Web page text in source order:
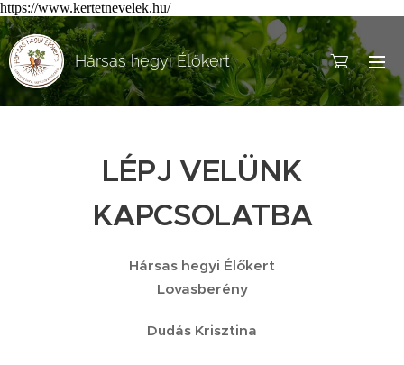
https://www.kertetnevelek.hu/
Hársas hegyi Élőkert
LÉPJ VELÜNK
KAPCSOLATBA
Hársas hegyi Élőkert
Lovasberény
Dudás Krisztina